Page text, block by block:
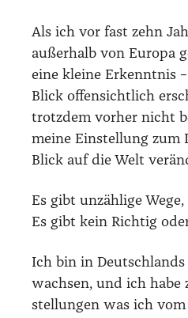
Als ich vor fast zehn
außer­halb von Euro­pa
eine klei­ne Erkennt­nis
Blick offen­sicht­lich
trotz­dem vor­her nicht
mei­ne Ein­stel­lung zum
Blick auf die Welt
Es gibt unzäh­li­ge
Es gibt kein Rich­tig
Ich bin in
wach­sen, und ich
stel­lun­gen was ich